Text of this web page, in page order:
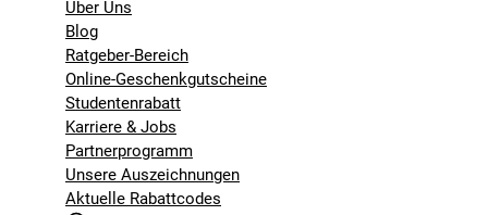
Über Uns
Blog
Ratgeber-Bereich
Online-Geschenkgutscheine
Studentenrabatt
Karriere & Jobs
Partnerprogramm
Unsere Auszeichnungen
Aktuelle Rabattcodes